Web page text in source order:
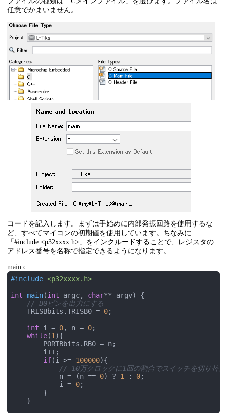
任意でかまいません。
コードを記入します。まずは手始めに内部発振回路を使用するな
ど、すべてマイコンの初期値を使用しています。ちなみに
「#include <p32xxxx.h>」をインクルードすることで、レジスタの
アドレス番号を名称で指定できるようになります。
main.c
#include <p32xxxx.h>
int main(int argc, char** argv)
{
// B0ピンを出力にする
    TRISBbits.TRISB0 =
0;
int i = 0, n = 0;
while(1 ){
        PORTBbits.RB0 = n;
        i++;
if(i >= 100000){
// 10万クロックに1回の割合でスイッチを切り替え
            n = (n ==
0) ? 1 : 0;
            i =
0;
        }
    }